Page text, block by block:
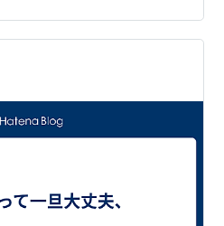
、何が正しいのか、何がベス
ている状態と言えるでしょ
可能性もあります。 3. 責任感